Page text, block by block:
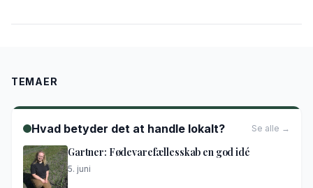
TEMAER
Hvad betyder det at handle lokalt? Se alle →
Gartner: Fødevarefællesskab en god idé
5. juni